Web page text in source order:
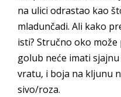
na ulici odrastao kao
mladunčadi. Ali kako
isti? Stručno oko
golub neće imati
vratu, i boja na kljunu
sivo/roza.